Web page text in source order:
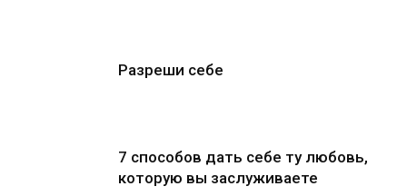
Разреши себе
7 способов дать себе ту любовь,
которую вы заслуживаете